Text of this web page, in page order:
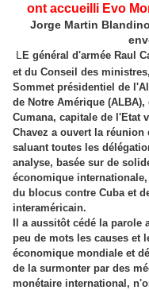
ont accueilli Evo
Jorge Martin
L E général d'armée Raul
et du Conseil des
Sommet présidentiel de
de Notre Amérique
Cumana, capitale de l'Etat
Chavez a ouvert la réunion
saluant toutes les
analyse, basée sur de
économique
du blocus contre Cuba et
interaméricain.
Il a aussitôt cédé la
peu de mots les causes et
économique mondiale et
de la surmonter par des
monétaire international,